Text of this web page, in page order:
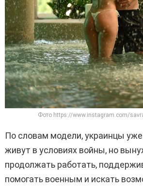
Фото https://www.instagram.com/
По словам модели, украинцы
живут в условиях войны, но
продолжать работать,
помогать военным и искать